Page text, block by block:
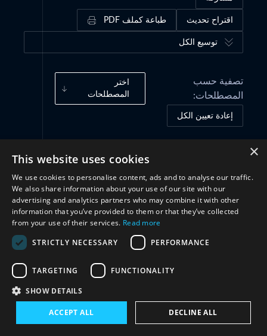
اقتراح تحديث طباعة كملف PDF
توسيع الكل
تصفية حسب
المصطلحات:
اختر
المصطلحات
إعادة تعيين الكل
الممارسات والمبادرات(3)
×
This website uses cookies
We use cookies to personalise content, ads and to analyse our traffic.
We also share information about your use of our site with our
advertising and analytics partners who may combine it with other
information that you’ve provided to them or that they’ve collected
from your use of their services. Read more
STRICTLY NECESSARY
PERFORMANCE
TARGETING FUNCTIONALITY
SHOW DETAILS
ACCEPT ALL DECLINE ALL